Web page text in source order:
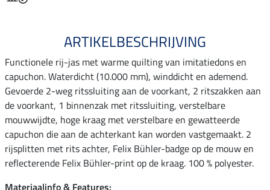
ARTIKELBESCHRIJVING
Functionele rij-jas met warme quilting van imitatiedons en
capuchon. Waterdicht (10.000 mm), winddicht en ademend.
Gevoerde 2-weg ritssluiting aan de voorkant, 2 ritszakken aan
de voorkant, 1 binnenzak met ritssluiting, verstelbare
mouwwijdte, hoge kraag met verstelbare en gewatteerde
capuchon die aan de achterkant kan worden vastgemaakt. 2
rijsplitten met rits achter, Felix Bühler-badge op de mouw en
reflecterende Felix Bühler-print op de kraag. 100 % polyester.
Materiaalinfo & Features: